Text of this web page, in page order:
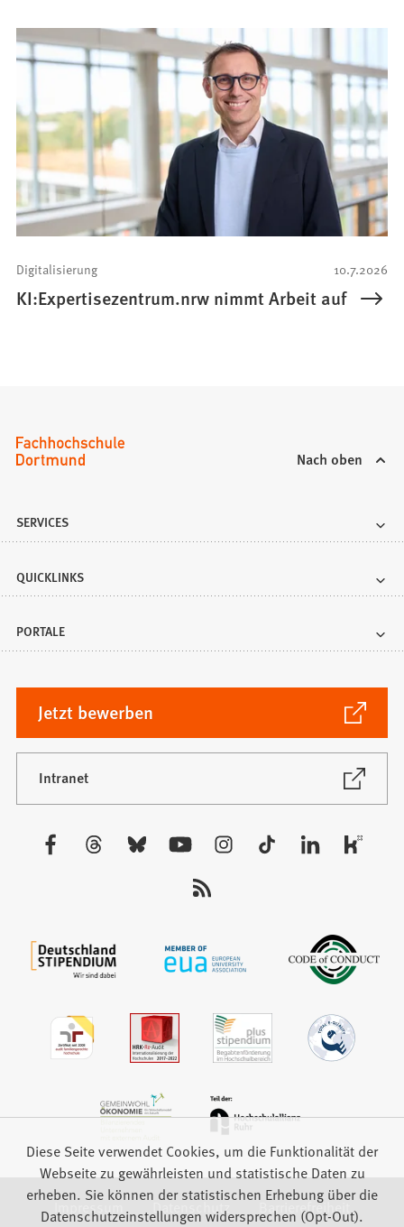
10.7.2026
Digitalisierung
KI:Expertisezentrum.nrw nimmt Arbeit auf
Nach oben
SERVICES
QUICKLINKS
PORTALE
Jetzt bewerben
(Öffnet
in
einem
neuen
Tab)
Intranet
(Öffnet
neuen
Besuchen
Impressum Datenschutz Barrierefreiheit
Diese Seite verwendet Cookies, um die Funktionalität der
Webseite zu gewährleisten und statistische Daten zu
erheben. Sie können der statistischen Erhebung über die
Datenschutzeinstellungen widersprechen (Opt-Out).